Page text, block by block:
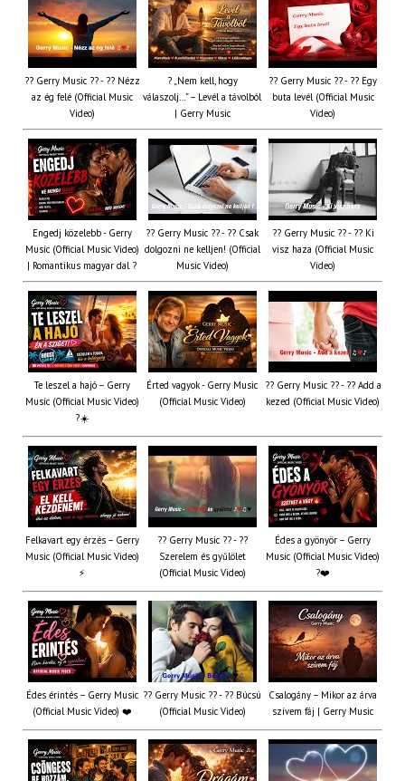
?? Gerry Music ?? - ?? Nézz
az ég felé (Official Music
Video)
? „Nem kell, hogy
válaszolj…” – Levél a távolból
| Gerry Music
?? Gerry Music ?? - ?? Egy
buta levél (Official Music
Video)
Engedj közelebb - Gerry
Music (Official Music Video)
| Romantikus magyar dal ?
?? Gerry Music ?? - ?? Csak
dolgozni ne kelljen! (Official
Music Video)
?? Gerry Music ?? - ?? Ki
visz haza (Official Music
Video)
Te leszel a hajó – Gerry
Music (Official Music Video)
?☀️
Érted vagyok - Gerry Music
(Official Music Video)
?? Gerry Music ?? - ?? Add a
kezed (Official Music Video)
Felkavart egy érzés – Gerry
Music (Official Music Video)
⚡
?? Gerry Music ?? - ??
Szerelem és gyűlölet
(Official Music Video)
Édes a gyönyör – Gerry
Music (Official Music Video)
?❤️
Édes érintés – Gerry Music
(Official Music Video) ❤️
?? Gerry Music ?? - ?? Búcsú
(Official Music Video)
Csalogány – Mikor az árva
szívem fáj | Gerry Music